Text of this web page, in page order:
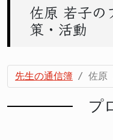
佐原 若子の
策・活動
先生の通信簿 佐原
プ